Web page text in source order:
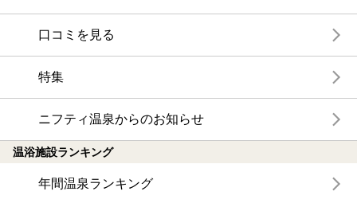
口コミを見る
特集
ニフティ温泉からのお知らせ
温浴施設ランキング
年間温泉ランキング